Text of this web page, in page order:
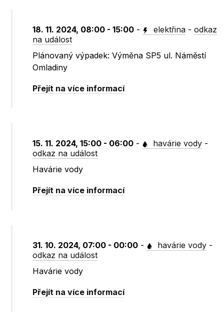
18. 11. 2024, 08:00 - 15:00 - elektřina -odkaz
na událost
Plánovaný výpadek: Výměna SP5 ul. Náměstí
Omladiny
Přejít na více informací
15. 11. 2024, 15:00 - 06:00 - havárie vody -
odkaz na událost
Havárie vody
Přejít na více informací
31. 10. 2024, 07:00 - 00:00 - havárie vody -
odkaz na událost
Havárie vody
Přejít na více informací